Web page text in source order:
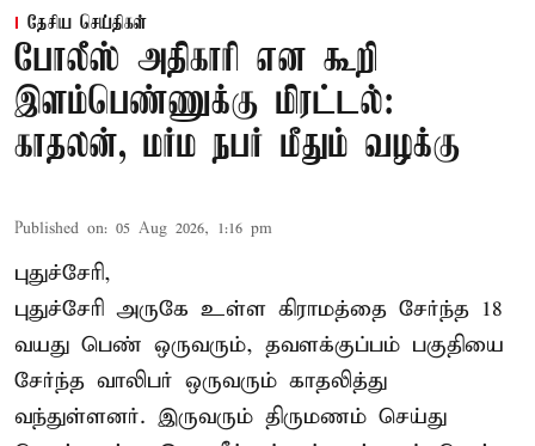
தேசிய செய்திகள்
போலீஸ் அதிகாரி என கூறி
இளம்பெண்ணுக்கு மிரட்டல்:
காதலன், மர்ம நபர் மீதும் வழக்கு
Published on: 05 Aug 2026, 1:16 pm
புதுச்சேரி,
புதுச்சேரி அருகே உள்ள கிராமத்தை சேர்ந்த 18
வயது பெண் ஒருவரும், தவளக்குப்பம் பகுதியை
சேர்ந்த வாலிபர் ஒருவரும் காதலித்து
வந்துள்ளனர். இருவரும் திருமணம் செய்து